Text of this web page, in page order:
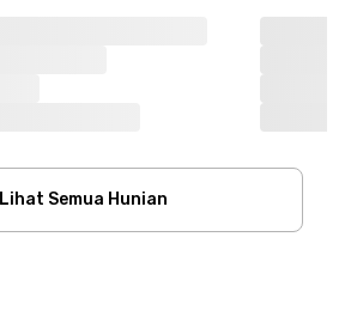
Lihat Semua Hunian